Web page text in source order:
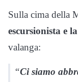
Sulla cima della
escursionista e
valanga:
“Ci siamo